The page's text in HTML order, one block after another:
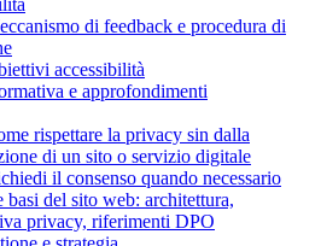
di feedback e procedura di
accessibilità
e approfondimenti
rispettare la privacy sin dalla
di un sito o servizio digitale
il consenso quando necessario
basi del sito web: architettura,
privacy, riferimenti DPO